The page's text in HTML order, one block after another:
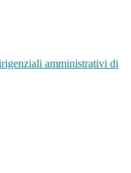
amministrativi di